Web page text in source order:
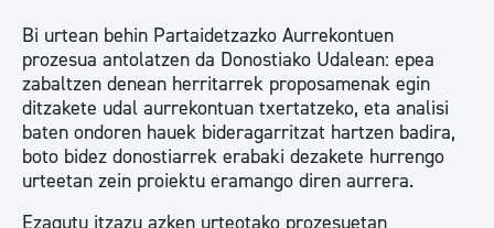
Bi urtean behin Partaidetzazko Aurrekontuen
prozesua antolatzen da Donostiako Udalean: epea
zabaltzen denean herritarrek proposamenak egin
ditzakete udal aurrekontuan txertatzeko, eta analisi
baten ondoren hauek bideragarritzat hartzen badira,
boto bidez donostiarrek erabaki dezakete hurrengo
urteetan zein proiektu eramango diren aurrera.